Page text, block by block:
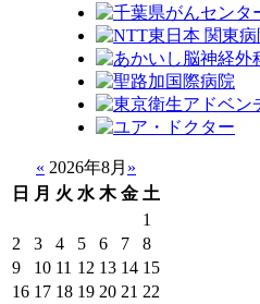
« 2026年8月 »
日
月 火 水 木 金 土
1
2
3 4 5 6 7
8
9
10 11 12 13 14 15
16 17 18 19 20 21 22